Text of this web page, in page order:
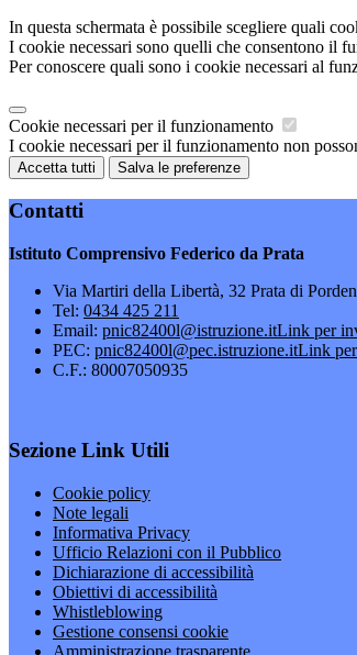
In questa schermata è possibile scegliere quali
I cookie necessari sono quelli che consentono il
Per conoscere quali sono i cookie necessari al
Cookie necessari per il funzionamento
I cookie necessari per il funzionamento non
Accetta tutti Salva le preferenze
Contatti
Istituto Comprensivo Federico da Prata
Via Martiri della Libertà, 32 Prata di
Tel: 0434 425 211
Email: pnic82400l@istruzione.itLink per
PEC: pnic82400l@pec.istruzione.itLink
C.F.: 80007050935
Sezione Link Utili
Cookie policy
Note legali
Informativa Privacy
Ufficio Relazioni con il Pubblico
Dichiarazione di accessibilità
Obiettivi di accessibilità
Whistleblowing
Gestione consensi cookie
Amministrazione trasparente